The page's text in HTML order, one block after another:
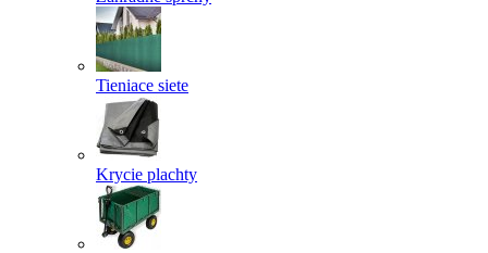
Tieniace siete
Krycie plachty